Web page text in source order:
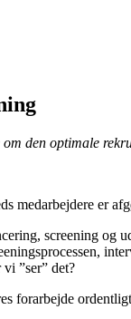
den optimale
medarbejdere er
screening og
”ser” det?
forarbejde